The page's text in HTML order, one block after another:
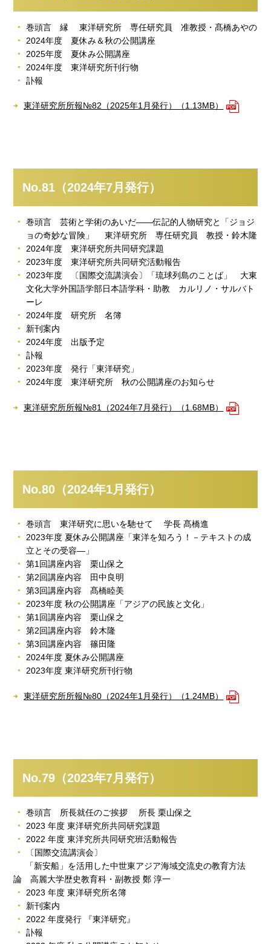
巻頭言 縁 東洋研究所 専任研究員 准教授・髙橋あやの
2024年度 夏休み＆秋の公開講座
2025年度 夏休み公開講座
2024年度 東洋研究所刊行物
訃報
東洋研究所所報№82（2025年1月発行）（1.13MB）
No.81（2024年7月発行）
巻頭言 芸術と学術のあいだ——伝記的人物研究と「ジョジ
ョの奇妙な冒険」 東洋研究所 専任研究員 教授・鈴木隆
2024年度 東洋研究所共同研究課題
2023年度 東洋研究所共同研究活動報告
2023年度 〔国際交流講演会〕「琉球列島のことば」 大東
文化大学外国語学部日本語学科・助教 カルリノ・サルバト
ーレ
2024年度 研究所 名簿
新刊案内
2024年度 出版予定
訃報
2023年度 発行「東洋研究」
2024年度 東洋研究所 秋の公開講座のお知らせ
東洋研究所所報№81（2024年7月発行）（1.68MB）
No.80（2024年1月発行）
巻頭言 東洋研究に思いを馳せて 学長 髙橋進
2023年度 夏休み公開講座「東洋を知ろう！－テキストの成
立とその受容―」
第1回講座内容 栗山保之
第2回講座内容 田中良明
第3回講座内容 髙橋睦美
2023年度 秋の公開講座「アジアの民族と文化」
第1回講座内容 栗山保之
第2回講座内容 鈴木隆
第3回講座内容 篠田隆
2024年度 夏休み公開講座
2023年度 東洋研究所刊行物
東洋研究所所報№80（2024年1月発行）（1.24MB）
No.79（2023年7月発行）
巻頭言 所長就任のご挨拶 所長 栗山保之
2023 年度 東洋研究所共同研究課題
2022 年度 東洋究所共同研究班活動報告
〔国際交流講演会〕
「新安船」を活用した中世東アジア海域交流史の教育方法
論 高麗大学歴史教育科・副教授 鄭 淳一
2023 年度 東洋研究所名簿
新刊案内
2022 年度発行 『東洋研究』
訃報